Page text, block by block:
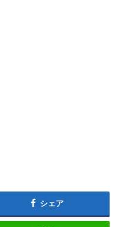
シェア